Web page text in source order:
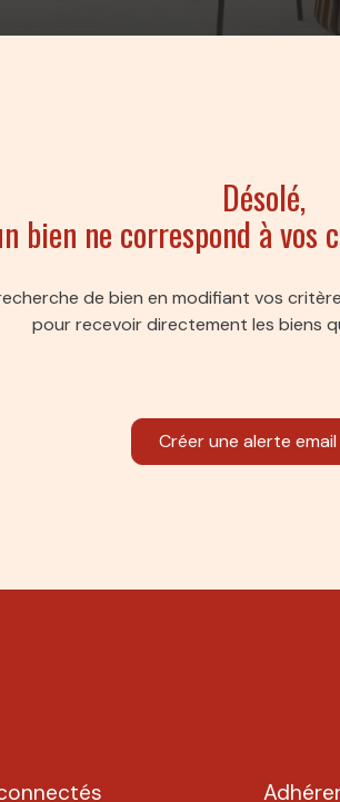
Désolé,
bien ne correspond à vos
de bien en modifiant vos
pour recevoir directement les biens
Créer une alerte email